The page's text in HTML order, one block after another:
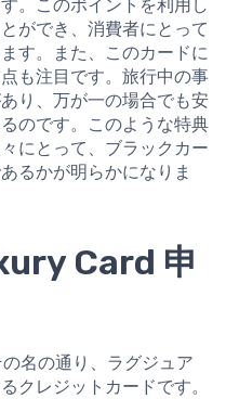
。このポイントを利用し
ができ、消費者にとって
す。また、このカードに
も注目です。旅行中の事
り、万が一の場合でも安
のです。このような特典
にとって、ブラックカー
るかが明らかになりま
Card 申
名の通り、ラグジュア
クレジットカードです。